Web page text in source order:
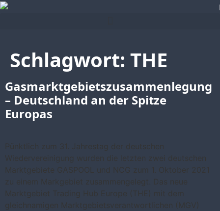
Schlagwort: THE
Gasmarktgebiets­zusammenlegung
– Deutschland an der Spitze
Europas
Pünktlich zum 31. Jahrestag der deutschen
Wiedervereinigung wurden die letzten zwei deutschen
Marktgebiete GASPOOL und NCG zum 1. Oktober 2021
zu einem Markgebiet zusammengelegt. Das neue
Marktgebiet Trading Hub Europe (THE) mit dem
gleichnamigen Marktgebietsverantwortlichen (MGV)